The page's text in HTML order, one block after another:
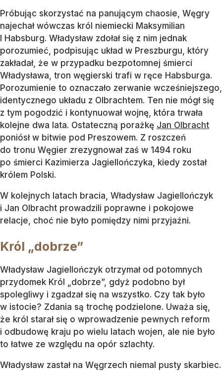
Próbując skorzystać na panującym chaosie, Węgry
najechał wówczas król niemiecki Maksymilian
I Habsburg. Władysław zdołał się z nim jednak
porozumieć, podpisując układ w Preszburgu, który
zakładał, że w przypadku bezpotomnej śmierci
Władysława, tron węgierski trafi w ręce Habsburga.
Porozumienie to oznaczało zerwanie wcześniejszego,
identycznego układu z Olbrachtem. Ten nie mógł się
z tym pogodzić i kontynuował wojnę, która trwała
kolejne dwa lata. Ostateczną porażkę Jan Olbracht
poniósł w bitwie pod Preszowem. Z roszczeń
do tronu Węgier zrezygnował zaś w 1494 roku
po śmierci Kazimierza Jagiellończyka, kiedy został
królem Polski.
W kolejnych latach bracia, Władysław Jagiellończyk
i Jan Olbracht prowadzili poprawne i pokojowe
relacje, choć nie było pomiędzy nimi przyjaźni.
Król „dobrze”
Władysław Jagiellończyk otrzymał od potomnych
przydomek Król „dobrze”, gdyż podobno był
spolegliwy i zgadzał się na wszystko. Czy tak było
w istocie? Zdania są trochę podzielone. Uważa się,
że król starał się o wprowadzenie pewnych reform
i odbudowę kraju po wielu latach wojen, ale nie było
to łatwe ze względu na opór szlachty.
Władysław zastał na Węgrzech niemal pusty skarbiec.